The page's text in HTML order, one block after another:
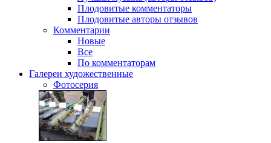
Плодовитые комментаторы
Плодовитые авторы отзывов
Комментарии
Новые
Все
По комментаторам
Галереи художественные
Фотосерия